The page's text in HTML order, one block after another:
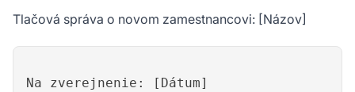
Tlačová správa o novom zamestnancovi: [Názov]
Na zverejnenie: [Dátum]